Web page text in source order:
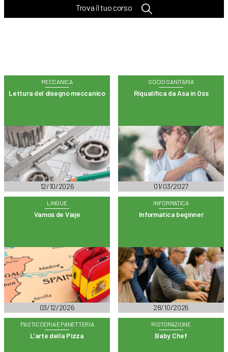
Trova il tuo corso
MECCANICA
Lettura del disegno meccanico
12/10/2026
SOCIO SANITARIA
Riqualifica da Asa in Oss
01/03/2027
LINGUE
Vamos de Viaje
03/12/2026
INFORMATICA
Informatica beginner
28/10/2026
PASTICCERIA E PANETTERIA
L’arte della Pizza
RISTORAZIONE
Baby Chef